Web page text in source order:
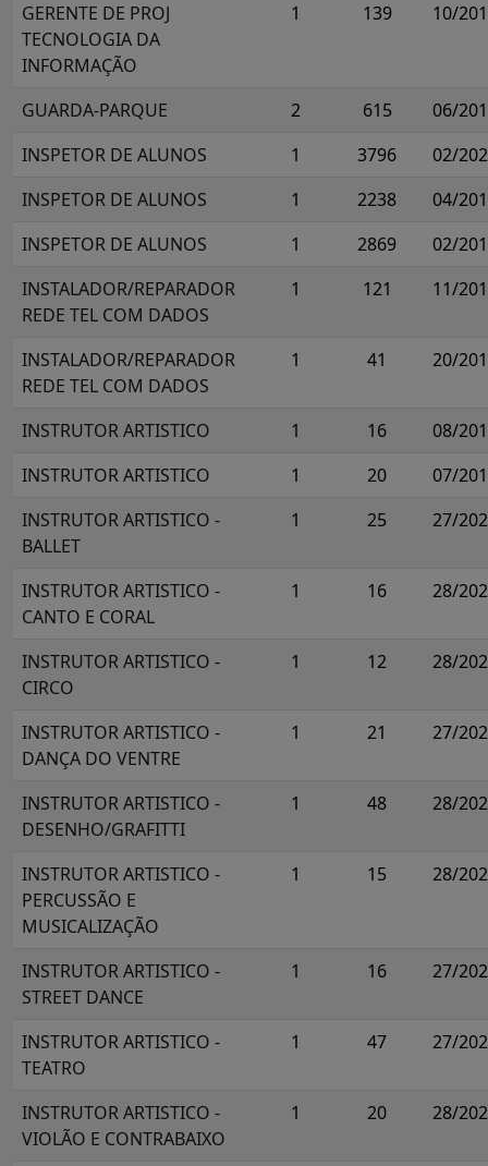
GERENTE DE PROJ
TECNOLOGIA DA
INFORMAÇÃO
1 139 10/
GUARDA-PARQUE 2 615
06/
INSPETOR DE ALUNOS
1 3796
02/
INSPETOR DE ALUNOS
1 2238
04/
INSPETOR DE ALUNOS
1 2869
02/
INSTALADOR/REPARADOR
REDE TEL COM DADOS
1 121 11/
INSTALADOR/REPARADOR
REDE TEL COM DADOS
1 41 20/
INSTRUTOR ARTISTICO 1 16
08/
INSTRUTOR ARTISTICO
1 20
07/
INSTRUTOR ARTISTICO -
BALLET
1 25 27/
INSTRUTOR ARTISTICO -
CANTO E CORAL
1 16 28/
INSTRUTOR ARTISTICO -
CIRCO
1 12 28/
INSTRUTOR ARTISTICO -
DANÇA DO VENTRE
1 21 27/
INSTRUTOR ARTISTICO -
DESENHO/GRAFITTI
1 48 28/
INSTRUTOR ARTISTICO -
PERCUSSÃO E
MUSICALIZAÇÃO
1 15 28/
INSTRUTOR ARTISTICO -
STREET DANCE
1 16 27/
INSTRUTOR ARTISTICO -
TEATRO
1 47 27/
INSTRUTOR ARTISTICO -
VIOLÃO E CONTRABAIXO
1 20 28/